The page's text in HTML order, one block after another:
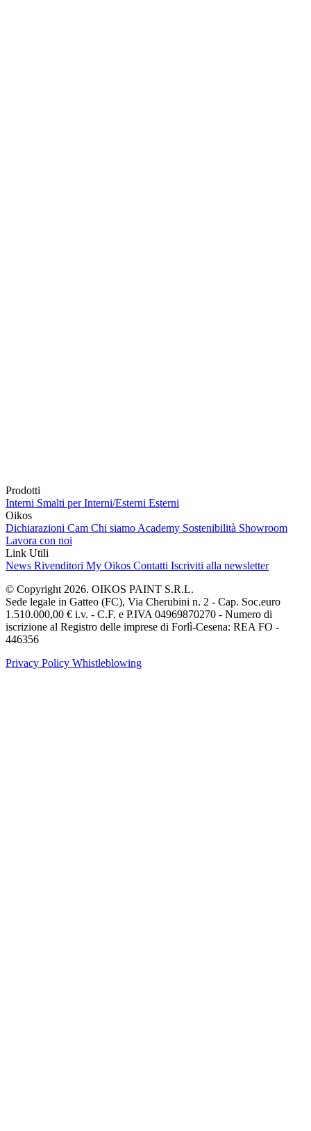
Prodotti
Interni Smalti per Interni/Esterni Esterni
Oikos
Dichiarazioni Cam Chi siamo Academy Sostenibilità Showroom
Lavora con noi
Link Utili
News Rivenditori My Oikos Contatti Iscriviti alla newsletter
© Copyright 2026. OIKOS PAINT S.R.L.
Sede legale in Gatteo (FC), Via Cherubini n. 2 - Cap. Soc.euro
1.510.000,00 € i.v. - C.F. e P.IVA 04969870270 - Numero di
iscrizione al Registro delle imprese di Forlì-Cesena: REA FO -
446356
Privacy Policy Whistleblowing